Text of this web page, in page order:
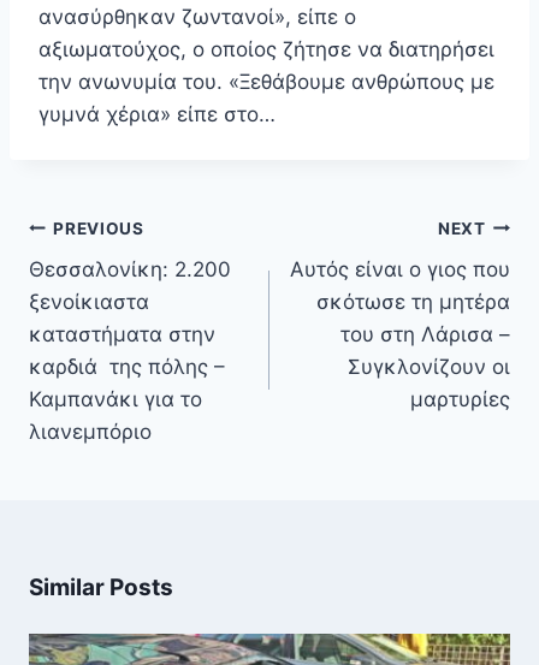
ανασύρθηκαν ζωντανοί», είπε ο
αξιωματούχος, ο οποίος ζήτησε να διατηρήσει
την ανωνυμία του. «Ξεθάβουμε ανθρώπους με
γυμνά χέρια» είπε στο…
Πλοήγηση
άρθρων
PREVIOUS
Θεσσαλονίκη: 2.200
ξενοίκιαστα
καταστήματα στην
καρδιά της πόλης –
Καμπανάκι για το
λιανεμπόριο
NEXT
Αυτός είναι ο γιος που
σκότωσε τη μητέρα
του στη Λάρισα –
Συγκλονίζουν οι
μαρτυρίες
Similar Posts